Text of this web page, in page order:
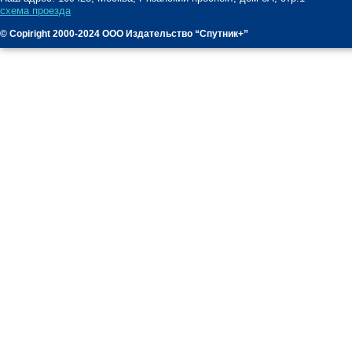
схема проезда
© Copiright 2000-2024 ООО Издательство “Спутник+”